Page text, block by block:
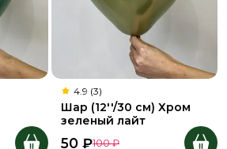
4.9 (3)
Шар (12''/30 см) Хром
зеленый лайт
50 ₽100 ₽